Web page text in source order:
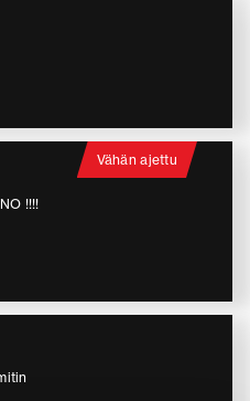
!!!!
Vähän ajettu